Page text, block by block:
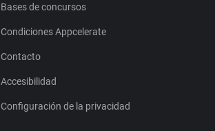
Bases de concursos
Condiciones Appcelerate
Contacto
Accesibilidad
Configuración de la privacidad